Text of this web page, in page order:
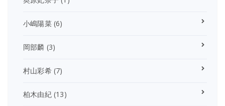
小嶋陽菜(6)
岡部麟 (3)
村山彩希(7)
柏木由紀(13)